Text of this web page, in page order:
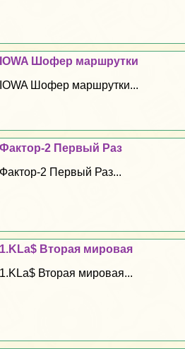
IOWA Шофер маршрутки
IOWA Шофер маршрутки...
Фактор-2 Первый Раз
Фактор-2 Первый Раз...
1.KLa$ Вторая мировая
1.KLa$ Вторая мировая...